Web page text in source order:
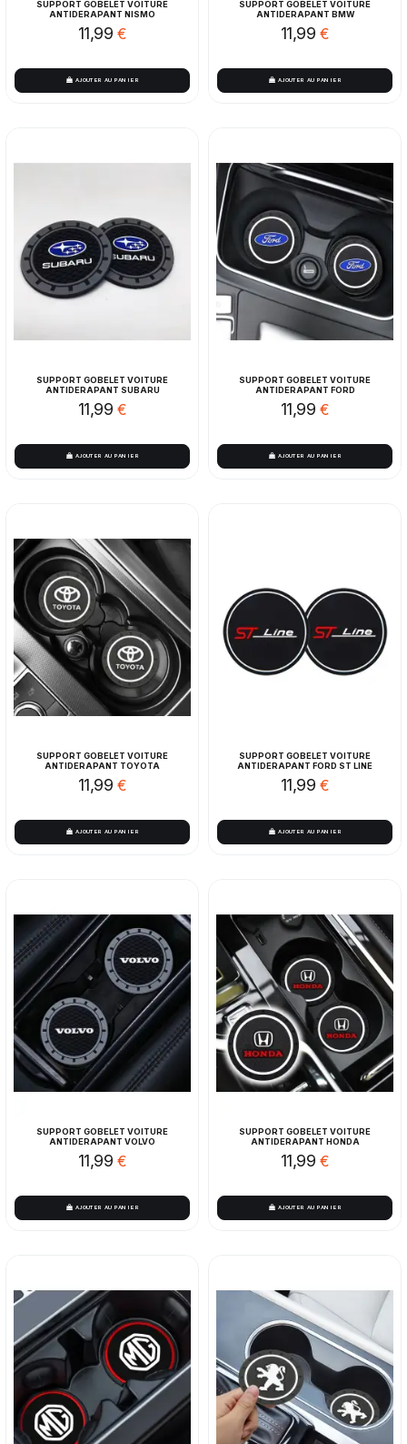
SUPPORT GOBELET VOITURE
ANTIDERAPANT NISMO
11,99 €
AJOUTER AU PANIER
SUPPORT GOBELET VOITURE
ANTIDERAPANT BMW
11,99 €
AJOUTER AU PANIER
SUPPORT GOBELET VOITURE
ANTIDERAPANT SUBARU
11,99 €
AJOUTER AU PANIER
SUPPORT GOBELET VOITURE
ANTIDERAPANT FORD
11,99 €
AJOUTER AU PANIER
SUPPORT GOBELET VOITURE
ANTIDERAPANT TOYOTA
11,99 €
AJOUTER AU PANIER
SUPPORT GOBELET VOITURE
ANTIDERAPANT FORD ST LINE
11,99 €
AJOUTER AU PANIER
SUPPORT GOBELET VOITURE
ANTIDERAPANT VOLVO
11,99 €
AJOUTER AU PANIER
SUPPORT GOBELET VOITURE
ANTIDERAPANT HONDA
11,99 €
AJOUTER AU PANIER